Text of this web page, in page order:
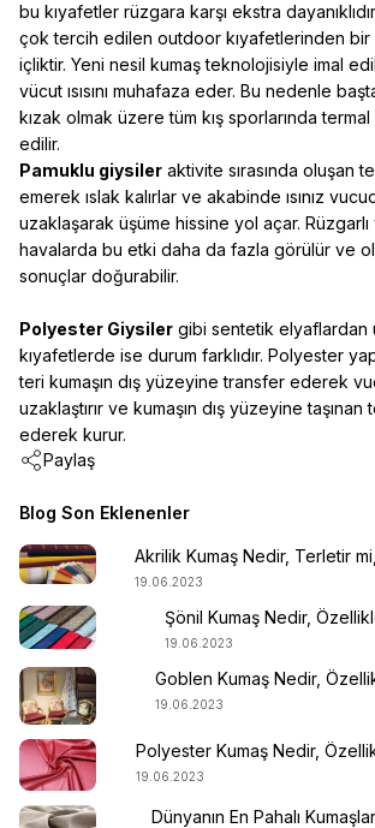
bu kıyafetler rüzgara karşı ekstra
çok tercih edilen outdoor kıyafetlerinden bir
içliktir. Yeni nesil kumaş teknolojisiyle imal
vücut ısısını muhafaza eder. Bu nedenle
kızak olmak üzere tüm kış sporlarında
edilir.
Pamuklu giysiler aktivite sırasında oluşan
emerek ıslak kalırlar ve akabinde ısınız
uzaklaşarak üşüme hissine yol açar.
havalarda bu etki daha da fazla görülür ve
sonuçlar doğurabilir.
Polyester Giysiler gibi sentetik elyaflardan
kıyafetlerde ise durum farklıdır. Polyester
teri kumaşın dış yüzeyine transfer ederek
uzaklaştırır ve kumaşın dış yüzeyine
ederek kurur.
Paylaş
Blog Son Eklenenler
Akrilik Kumaş Nedir, Terletir
19.06.2023
Şönil Kumaş Nedir,
19.06.2023
Goblen Kumaş Nedir,
19.06.2023
Polyester Kumaş Nedir,
19.06.2023
Dünyanın En Pahalı